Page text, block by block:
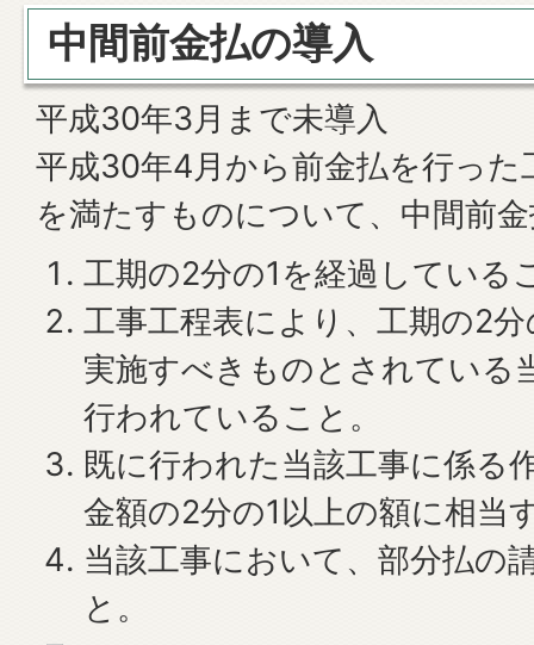
中間前金払の導入
平成30年3月まで未導入
平成30年4月から前金払を行った
を満たすものについて、中間前
工期の2分の1を経過している
工事工程表により、工期の2
実施すべきものとされている
行われていること。
既に行われた当該工事に係る
金額の2分の1以上の額に相当
当該工事において、部分払の
と。